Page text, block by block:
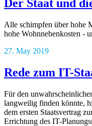
Der Staat und
Alle schimpfen über hohe
hohe Wohnnebenkosten -
27. May 2019
Rede zum IT-
Für den
langweilig finden könnte,
dem ersten Staatsvertrag
Errichtung des IT-